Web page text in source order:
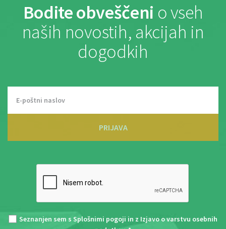
Bodite obveščeni o vseh
naših novostih, akcijah in
dogodkih
PRIJAVA
Seznanjen sem s Splošnimi pogoji in z Izjavo o varstvu osebnih